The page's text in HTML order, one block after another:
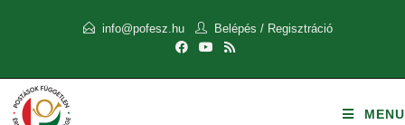
info@pofesz.hu Belépés / Regisztráció
MENU